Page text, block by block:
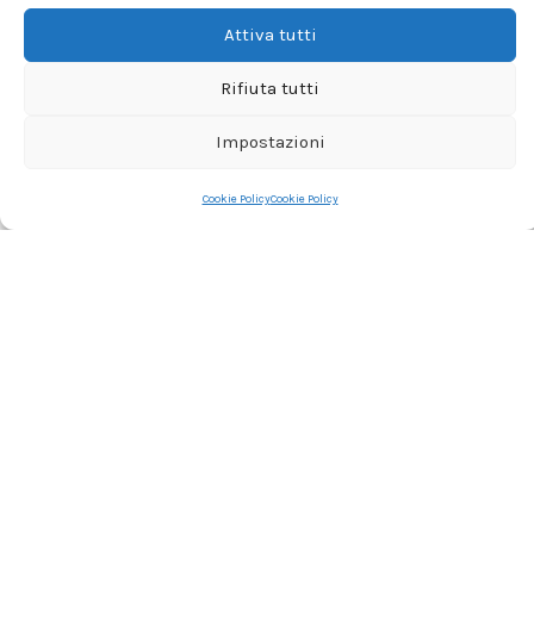
Attiva tutti
Rifiuta tutti
Impostazioni
Cookie PolicyCookie Policy